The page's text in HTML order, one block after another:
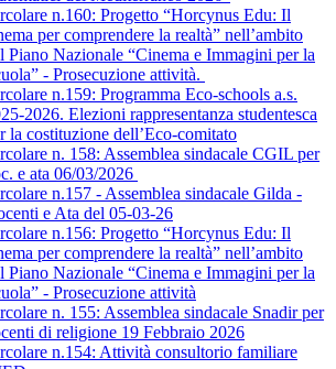
n.160: Progetto “Horcynus Edu: Il
per comprendere la realtà” nell’ambito
Piano Nazionale “Cinema e Immagini per la
- Prosecuzione attività.
n.159: Programma Eco-schools a.s.
2026. Elezioni rappresentanza studentesca
la costituzione dell’Eco-comitato
n. 158: Assemblea sindacale CGIL per
e ata 06/03/2026
n.157 - Assemblea sindacale Gilda -
e Ata del 05-03-26
n.156: Progetto “Horcynus Edu: Il
per comprendere la realtà” nell’ambito
Piano Nazionale “Cinema e Immagini per la
- Prosecuzione attività
n. 155: Assemblea sindacale Snadir per
di religione 19 Febbraio 2026
n.154: Attività consultorio familiare